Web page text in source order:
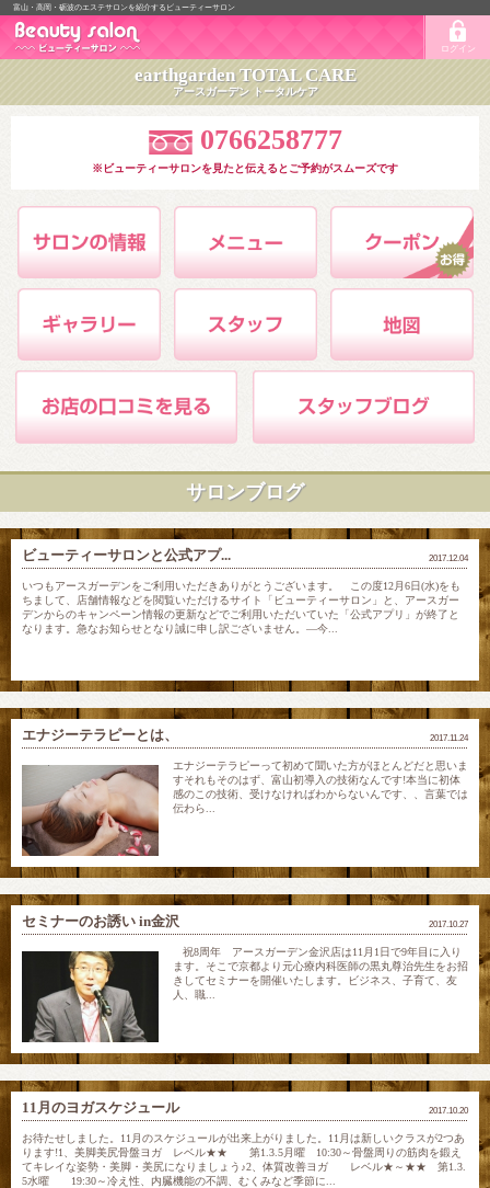
富山・高岡・砺波のエステサロンを紹介するビューティーサロン
ログイン
earthgarden TOTAL CARE
アースガーデン トータルケア
0766258777
※ビューティーサロンを見たと伝えるとご予約がスムーズです
サロンブログ
2017.12.04
ビューティーサロンと公式アプ...
いつもアースガーデンをご利用いただきありがとうございます。 この度12月6日(水)をも
ちまして、店舗情報などを閲覧いただけるサイト「ビューティーサロン」と、アースガー
デンからのキャンペーン情報の更新などでご利用いただいていた「公式アプリ」が終了と
なります。急なお知らせとなり誠に申し訳ございません。―今...
2017.11.24
エナジーテラピーとは、
エナジーテラピーって初めて聞いた方がほとんどだと思いま
すそれもそのはず、富山初導入の技術なんです!本当に初体
感のこの技術、受けなければわからないんです、、言葉では
伝わら...
2017.10.27
セミナーのお誘い in金沢
祝8周年 アースガーデン金沢店は11月1日で9年目に入り
ます。そこで京都より元心療内科医師の黒丸尊治先生をお招
きしてセミナーを開催いたします。ビジネス、子育て、友
人、職...
2017.10.20
11月のヨガスケジュール
お待たせしました。11月のスケジュールが出来上がりました。11月は新しいクラスが2つあ
ります!1、美脚美尻骨盤ヨガ レベル★★ 第1.3.5月曜 10:30～骨盤周りの筋肉を鍛え
てキレイな姿勢・美脚・美尻になりましょう♪2、体質改善ヨガ レベル★～★★ 第1.3.
5水曜 19:30～冷え性、内臓機能の不調、むくみなど季節に...